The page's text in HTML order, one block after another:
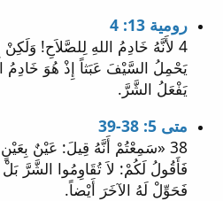
رومية 13: 4
4 لأَنَّهُ خَادِمُ اللهِ لِلصَّلاَحِ!
يَحْمِلُ السَّيْفَ عَبَثاً إِذْ هُوَ خَادِمُ
يَفْعَلُ الشَّرَّ.
متى 5: 38-39
فَأَقُولُ لَكُمْ: لاَ تُقَاوِمُوا
فَحَوِّلْ لَهُ الآخَرَ أَيْضاً.